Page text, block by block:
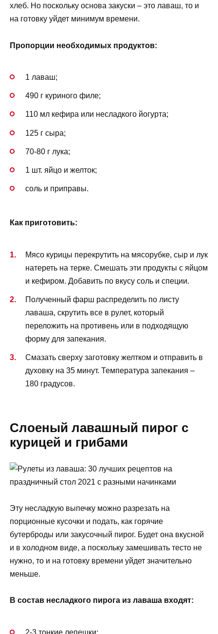
хлеб. Но поскольку основа закуски – это лаваш, то и
на готовку уйдет минимум времени.
Пропорции необходимых продуктов:
1 лаваш;
490 г куриного филе;
110 мл кефира или несладкого йогурта;
125 г сыра;
70-80 г лука;
1 шт. яйцо и желток;
соль и приправы.
Как приготовить:
Мясо курицы перекрутить на мясорубке, сыр и лук
натереть на терке. Смешать эти продукты с яйцом
и кефиром. Добавить по вкусу соль и специи.
Полученный фарш распределить по листу
лаваша, скрутить все в рулет, который
переложить на противень или в подходящую
форму для запекания.
Смазать сверху заготовку желтком и отправить в
духовку на 35 минут. Температура запекания –
180 градусов.
Слоеный лавашный пирог с
курицей и грибами
Эту несладкую выпечку можно разрезать на
порционные кусочки и подать, как горячие
бутерброды или закусочный пирог. Будет она вкусной
и в холодном виде, а поскольку замешивать тесто не
нужно, то и на готовку времени уйдет значительно
меньше.
В состав несладкого пирога из лаваша входят:
2-3 тонкие лепешки;